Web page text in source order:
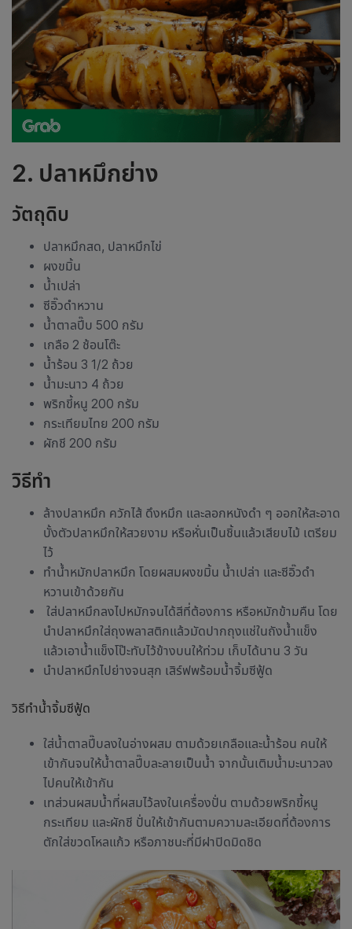
2. ปลาหมึกย่าง
วัตถุดิบ
ปลาหมึกสด, ปลาหมึกไข่
ผงขมิ้น
น้ำเปล่า
ซีอิ๊วดำหวาน
น้ำตาลปี๊บ 500 กรัม
เกลือ 2 ช้อนโต๊ะ
น้ำร้อน 3 1/2 ถ้วย
น้ำมะนาว 4 ถ้วย
พริกขี้หนู 200 กรัม
กระเทียมไทย 200 กรัม
ผักชี 200 กรัม
วิธีทำ
ล้างปลาหมึก ควักไส้ ดึงหมึก และลอกหนังดำ ๆ ออกให้สะอาด
บั้งตัวปลาหมึกให้สวยงาม หรือหั่นเป็นชิ้นแล้วเสียบไม้ เตรียม
ไว้
ทำน้ำหมักปลาหมึก โดยผสมผงขมิ้น น้ำเปล่า และซีอิ๊วดำ
หวานเข้าด้วยกัน
ใส่ปลาหมึกลงไปหมักจนได้สีที่ต้องการ หรือหมักข้ามคืน โดย
นำปลาหมึกใส่ถุงพลาสติกแล้วมัดปากถุงแช่ในถังน้ำแข็ง
แล้วเอาน้ำแข็งโป๊ะทับไว้ข้างบนให้ท่วม เก็บได้นาน 3 วัน
นำปลาหมึกไปย่างจนสุก เสิร์ฟพร้อมน้ำจิ้มซีฟู้ด
วิธีทำน้ำจิ้มซีฟู้ด
ใส่น้ำตาลปี๊บลงในอ่างผสม ตามด้วยเกลือและน้ำร้อน คนให้
เข้ากันจนให้น้ำตาลปี๊บละลายเป็นน้ำ จากนั้นเติมน้ำมะนาวลง
ไปคนให้เข้ากัน
เทส่วนผสมน้ำที่ผสมไว้ลงในเครื่องปั่น ตามด้วยพริกขี้หนู
กระเทียม และผักชี ปั่นให้เข้ากันตามความละเอียดที่ต้องการ
ตักใส่ขวดโหลแก้ว หรือภาชนะที่มีฝาปิดมิดชิด